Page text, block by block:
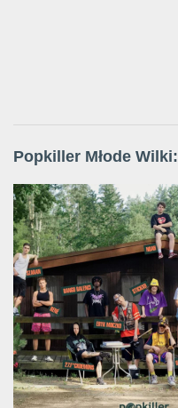
Popkiller Młode Wilki: